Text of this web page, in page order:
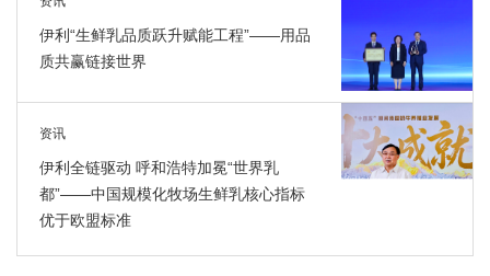
伊利“生鲜乳品质跃升赋能工程”——用品
质共赢链接世界
资讯
伊利全链驱动 呼和浩特加冕“世界乳
都”——中国规模化牧场生鲜乳核心指标
优于欧盟标准